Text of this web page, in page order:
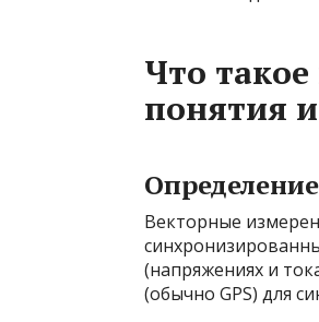
Что
понятия
Векторные
(напряжениях и
(обычно GPS) для